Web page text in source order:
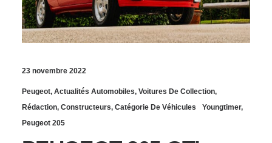
23 novembre 2022
Peugeot, Actualités Automobiles, Voitures De Collection,
Rédaction, Constructeurs, Catégorie De Véhicules Youngtimer,
Peugeot 205